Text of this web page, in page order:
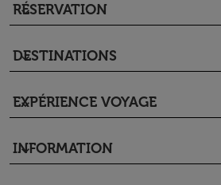
RÉSERVATION
keyboard_arrow_down
DESTINATIONS
keyboard_arrow_down
EXPÉRIENCE VOYAGE
keyboard_arrow_down
INFORMATION
keyboard_arrow_down